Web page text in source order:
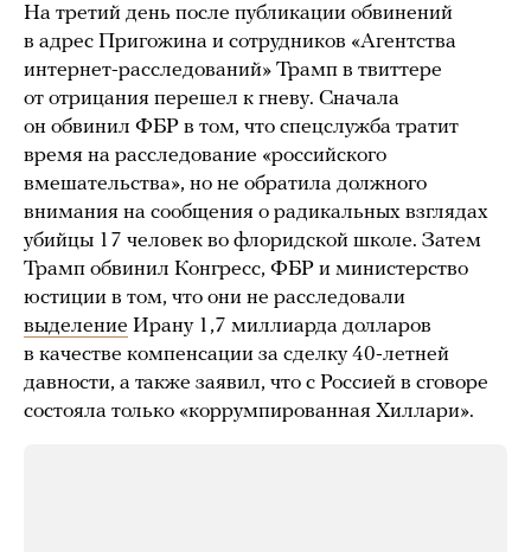
На третий день после публикации обвинений
в адрес Пригожина и сотрудников «Агентства
интернет-расследований» Трамп в твиттере
от отрицания перешел к гневу. Сначала
он обвинил ФБР в том, что спецслужба тратит
время на расследование «российского
вмешательства», но не обратила должного
внимания на сообщения о радикальных взглядах
убийцы 17 человек во флоридской школе. Затем
Трамп обвинил Конгресс, ФБР и министерство
юстиции в том, что они не расследовали
выделение Ирану 1,7 миллиарда долларов
в качестве компенсации за сделку 40-летней
давности, а также заявил, что с Россией в сговоре
состояла только «коррумпированная Хиллари».